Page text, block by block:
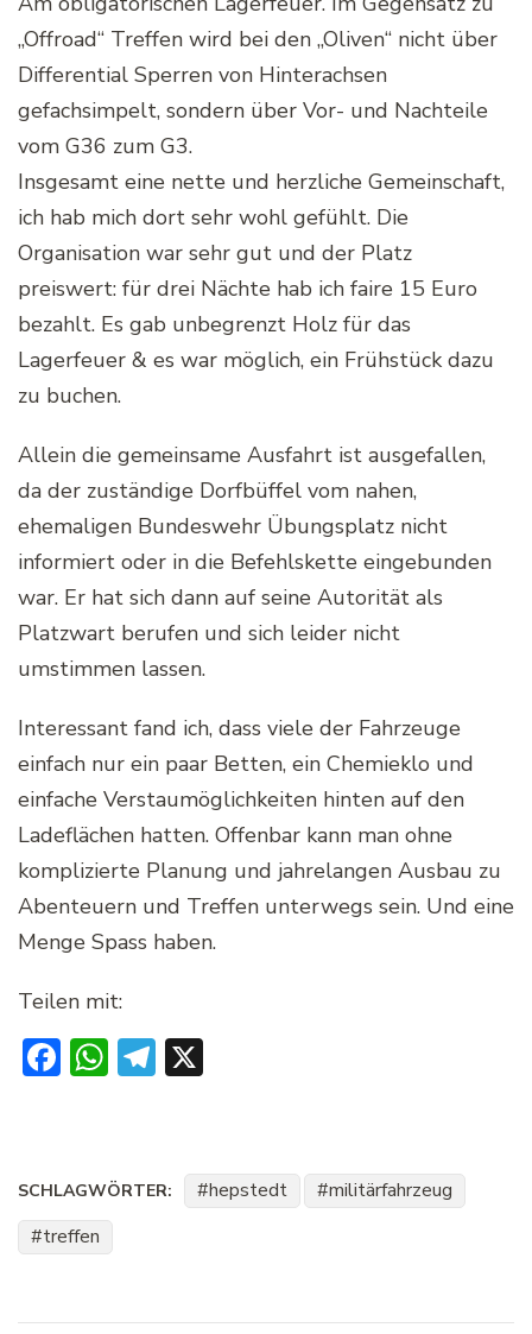
„Offroad“ Treffen wird bei den „Oliven“ nicht über
Differential Sperren von Hinterachsen
gefachsimpelt, sondern über Vor- und Nachteile
vom G36 zum G3.
Insgesamt eine nette und herzliche Gemeinschaft,
ich hab mich dort sehr wohl gefühlt. Die
Organisation war sehr gut und der Platz
preiswert: für drei Nächte hab ich faire 15 Euro
bezahlt. Es gab unbegrenzt Holz für das
Lagerfeuer & es war möglich, ein Frühstück dazu
zu buchen.
Allein die gemeinsame Ausfahrt ist ausgefallen,
da der zuständige Dorfbüffel vom nahen,
ehemaligen Bundeswehr Übungsplatz nicht
informiert oder in die Befehlskette eingebunden
war. Er hat sich dann auf seine Autorität als
Platzwart berufen und sich leider nicht
umstimmen lassen.
Interessant fand ich, dass viele der Fahrzeuge
einfach nur ein paar Betten, ein Chemieklo und
einfache Verstaumöglichkeiten hinten auf den
Ladeflächen hatten. Offenbar kann man ohne
komplizierte Planung und jahrelangen Ausbau zu
Abenteuern und Treffen unterwegs sein. Und eine
Menge Spass haben.
Teilen mit:
Facebook
WhatsApp
Telegram
SCHLAGWÖRTER: hepstedt
militärfahrzeug
treffen